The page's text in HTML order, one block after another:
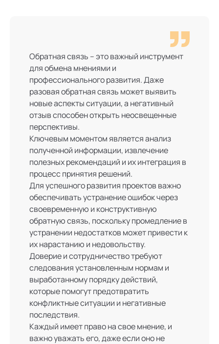
Обратная связь – это важный инструмент
для обмена мнениями и
профессионального развития. Даже
разовая обратная связь может выявить
новые аспекты ситуации, а негативный
отзыв способен открыть неосвещенные
перспективы.
Ключевым моментом является анализ
полученной информации, извлечение
полезных рекомендаций и их интеграция в
процесс принятия решений.
Для успешного развития проектов важно
обеспечивать устранение ошибок через
своевременную и конструктивную
обратную связь, поскольку промедление в
устранении недостатков может привести к
их нарастанию и недовольству.
Доверие и сотрудничество требуют
следования установленным нормам и
выработанному порядку действий,
которые помогут предотвратить
конфликтные ситуации и негативные
последствия.
Каждый имеет право на свое мнение, и
важно уважать его, даже если оно не